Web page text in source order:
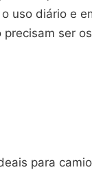
diário e
ser
para